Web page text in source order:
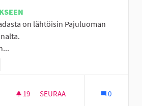
on lähtöisin Pajuluoman
mukaan: Läntinen Seinäjoki
19 19 SEURAAJAA
SEURAA 0